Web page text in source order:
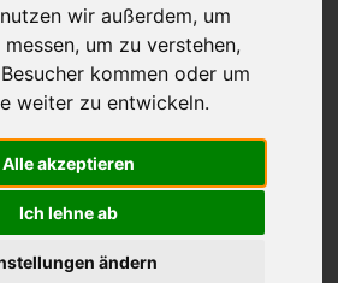
wir außerdem, um
um zu verstehen,
kommen oder um
weiter zu entwickeln.
Alle akzeptieren
Ich lehne ab
ändern
MM 38596
nur auf eine Stelle! Wir
Erhalt Ihres CV über alle